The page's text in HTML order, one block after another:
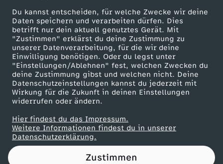
Du kannst entscheiden, für welche Zwecke wir deine
Daten speichern und verarbeiten dürfen. Dies
betrifft nur dein aktuell genutztes Gerät. Mit
"Zustimmen" erklärst du deine Zustimmung zu
unserer Datenverarbeitung, für die wir deine
Einwilligung benötigen. Oder du legst unter
"Einstellungen/Ablehnen" fest, welchen Zwecken du
deine Zustimmung gibst und welchen nicht. Deine
Datenschutzeinstellungen kannst du jederzeit mit
Wirkung für die Zukunft in deinen Einstellungen
widerrufen oder ändern.
Hier findest du das Impressum.
Weitere Informationen findest du in unserer
Datenschutzerklärung.
Zustimmen
ZDF goes Schule
Werbefernsehen
Mainzelmännchen
Partner